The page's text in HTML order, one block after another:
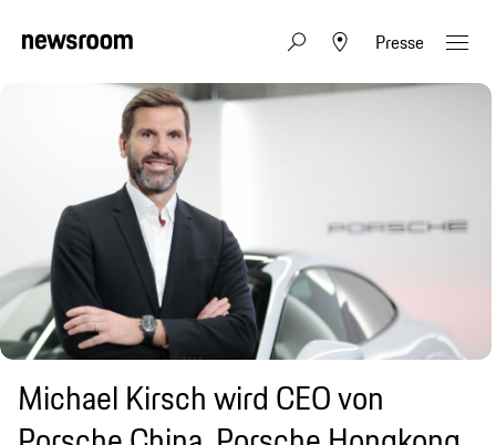
Presse
Michael Kirsch wird CEO von